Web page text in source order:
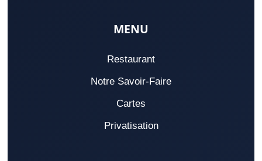
MENU
Restaurant
Notre Savoir-Faire
Cartes
Privatisation